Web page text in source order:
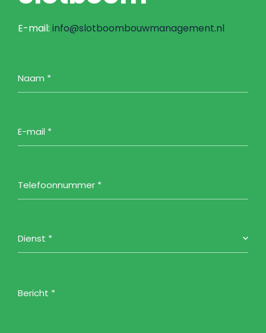
E-mail: info@slotboombouwmanagement.nl
Dienst *